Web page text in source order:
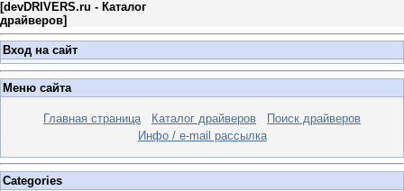
[devDRIVERS.ru - Каталог
драйверов]
Вход на сайт
Меню сайта
Главная страница Каталог драйверов
Поиск драйверов
Инфо / e-mail рассылка
Categories